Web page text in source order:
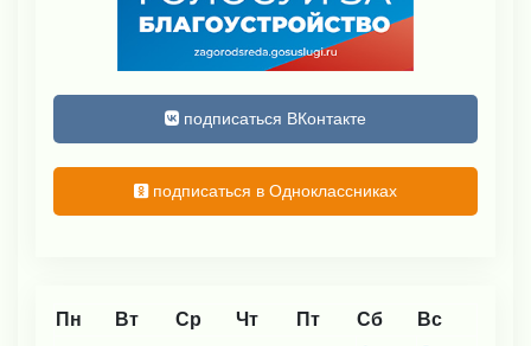
подписаться ВКонтакте
подписаться в Одноклассниках
Пн Вт Ср Чт Пт Сб Вс